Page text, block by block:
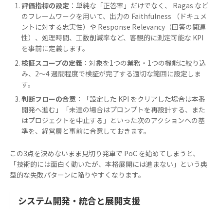
評価指標の設定 ：単純な「正答率」だけでなく、 Ragas など
のフレームワークを用いて、出力の Faithfulness （ドキュメ
ントに対する忠実性）や Response Relevancy（回答の関連
性）、処理時間、工数削減率など、客観的に測定可能な KPI
を事前に定義します。
検証スコープの定義 ：対象を1つの業務・1つの機能に絞り込
み、2〜4 週間程度で検証が完了する適切な範囲に設定しま
す。
判断フローの合意 ：「設定した KPI をクリアした場合は本番
開発へ進む」「未達の場合はプロンプトを再設計する、また
はプロジェクトを中止する」といった次のアクションへの基
準を、経営層と事前に合意しておきます。
この3点を決めないまま見切り発車で PoC を始めてしまうと、
「技術的には面白く動いたが、本格展開には進まない」という典
型的な失敗パターンに陥りやすくなります。
システム開発・統合と展開支援